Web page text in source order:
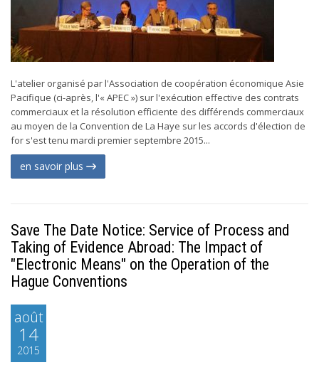
L'atelier organisé par l'Association de coopération économique Asie
Pacifique (ci-après, l'« APEC ») sur l'exécution effective des contrats
commerciaux et la résolution efficiente des différends commerciaux
au moyen de la Convention de La Haye sur les accords d'élection de
for s'est tenu mardi premier septembre 2015...
en savoir plus
Save The Date Notice: Service of Process and
Taking of Evidence Abroad: The Impact of
"Electronic Means" on the Operation of the
Hague Conventions
août
14
2015